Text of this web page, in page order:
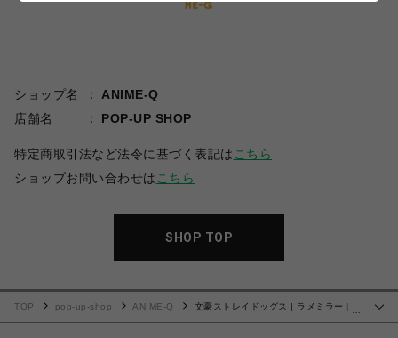
ショップ名
ANIME-Q
店舗名
POP-UP SHOP
特定商取引法など法令に基づく表記は こちら
ショップお問い合わせは こちら
SHOP TOP
TOP pop-up-shop ANIME-Q
文豪ストレイドッグス | ラメミラー |